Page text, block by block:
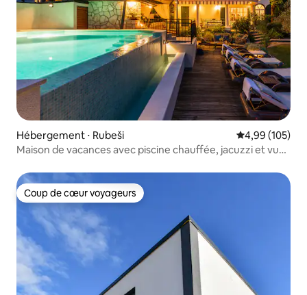
Hébergement ⋅ Rubeši Évaluation
4,99 (105)
Maison de vacances avec piscine chauffée, jacuzzi et vue
Coup de cœur voyageurs
Coup de cœur voyageurs